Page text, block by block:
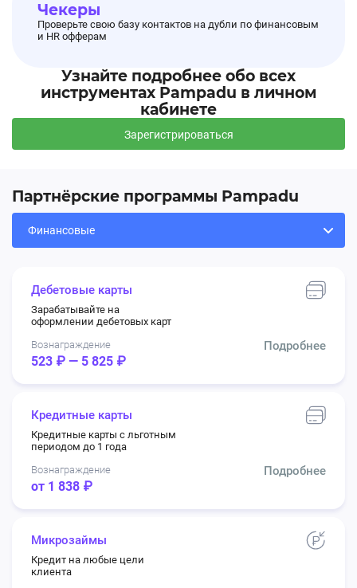
Чекеры
Проверьте свою базу контактов на дубли по финансовым
и HR офферам
Узнайте подробнее обо всех
инструментах Pampadu в личном
кабинете
Зарегистрироваться
Партнёрские программы Pampadu
Дебетовые карты
Зарабатывайте на
оформлении дебетовых карт
Вознаграждение
523 ₽ — 5 825 ₽
Подробнее
Кредитные карты
Кредитные карты с льготным
периодом до 1 года
Вознаграждение
от 1 838 ₽
Подробнее
Микрозаймы
Кредит на любые цели
клиента